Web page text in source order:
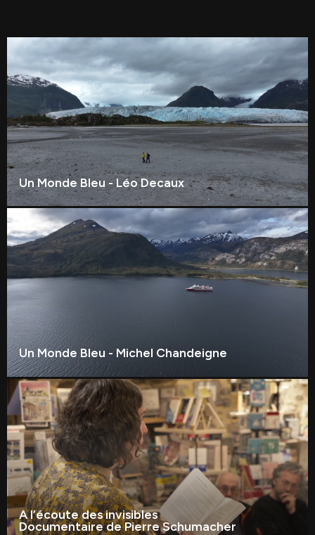
Un Monde Bleu - Léo Decaux
Un Monde Bleu - Michel Chandeigne
A l’écoute des invisibles
Documentaire de Pierre Schumacher